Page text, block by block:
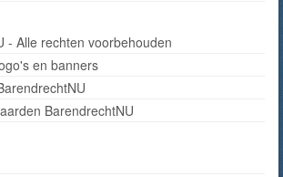
- Alle rechten voorbehouden
en banners
BarendrechtNU